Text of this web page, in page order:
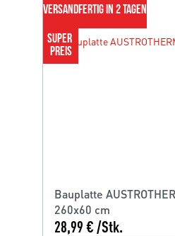
VERSANDFERTIG IN 2 TAGEN
SUPER
PREIS
Bauplatte
260x60 cm
28,99 € /Stk.